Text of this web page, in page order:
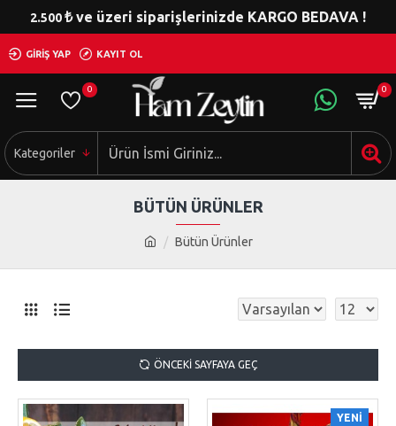
2.500₺ ve üzeri siparişlerinizde KARGO BEDAVA !
GIRIŞ YAP KAYIT OL
0 0
Kategoriler
Bütün Ürünler
BÜTÜN ÜRÜNLER
ÖNCEKI SAYFAYA GEÇ
YENİ